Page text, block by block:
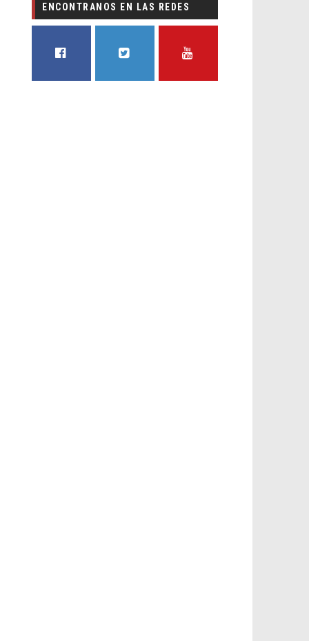
ENCONTRANOS EN LAS REDES